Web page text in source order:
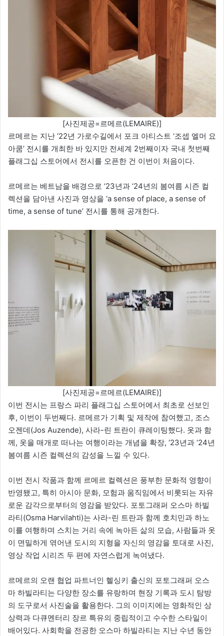
[사진제공=르메르(LEMAIRE)]
르메르는 지난 ‘22년 가로수길에서 포크 아티스트 ‘조셉 엘머 요
아쿰’ 전시를 개최한 바 있지만 전세계 2번째이자 국내 첫번째
플래그십 스토어에서 전시를 오픈한 건 이번이 처음이다.
르메르는 베트남을 배경으로 ‘23년과 ‘24년의 봄여름 시즌 컬
렉션을 담아낸 사진과 영상을 ‘a sense of place, a sense of
time, a sense of tune’ 전시를 통해 공개한다.
[사진제공=르메르(LEMAIRE)]
이번 전시는 프랑스 파리 플래그십 스토어에서 최초로 선보인
후, 이번이 두번째다. 르메르가 기획 및 제작에 참여했고, 조스
오젠데(Jos Auzende), 사라-린 트란이 큐레이팅했다. 옷과 함
께, 옷을 매개로 떠나는 여행이라는 개념을 확장, ‘23년과 ‘24년
봄여름 시즌 컬렉션의 감성을 느낄 수 있다.
이번 전시 작품과 함께 르메르 컬렉션은 풍부한 문화적 영향이
반영됐고, 특히 아시아 문화, 모험과 움직임에서 비롯되는 자유
로운 감각으로부터의 영감을 받았다. 포토그래퍼 오스마 하빌
라티(Osma Harvilahti)는 사라-린 트란과 함께 호치민과 하노
이를 여행하며 스치는 거리 속에 녹아든 삶의 모습, 사람들과 옷
이 면밀하게 엮어낸 도시의 지형을 자신의 영감을 토대로 사진,
영상 작업 시리즈 두 편에 자연스럽게 녹여냈다.
르메르의 오랜 협업 파트너인 헬싱키 출신의 포토그래퍼 오스
마 하빌라티는 다양한 장소를 유랑하며 현장 기록과 도시 탐방
의 도구로서 사진술을 활용한다. 그의 이미지에는 영화적인 상
상력과 다큐멘터리 장르 특유의 중립적이고 수수한 스타일이
배어있다. 사회학을 전공한 오스마 하빌라티는 지난 수년 동안